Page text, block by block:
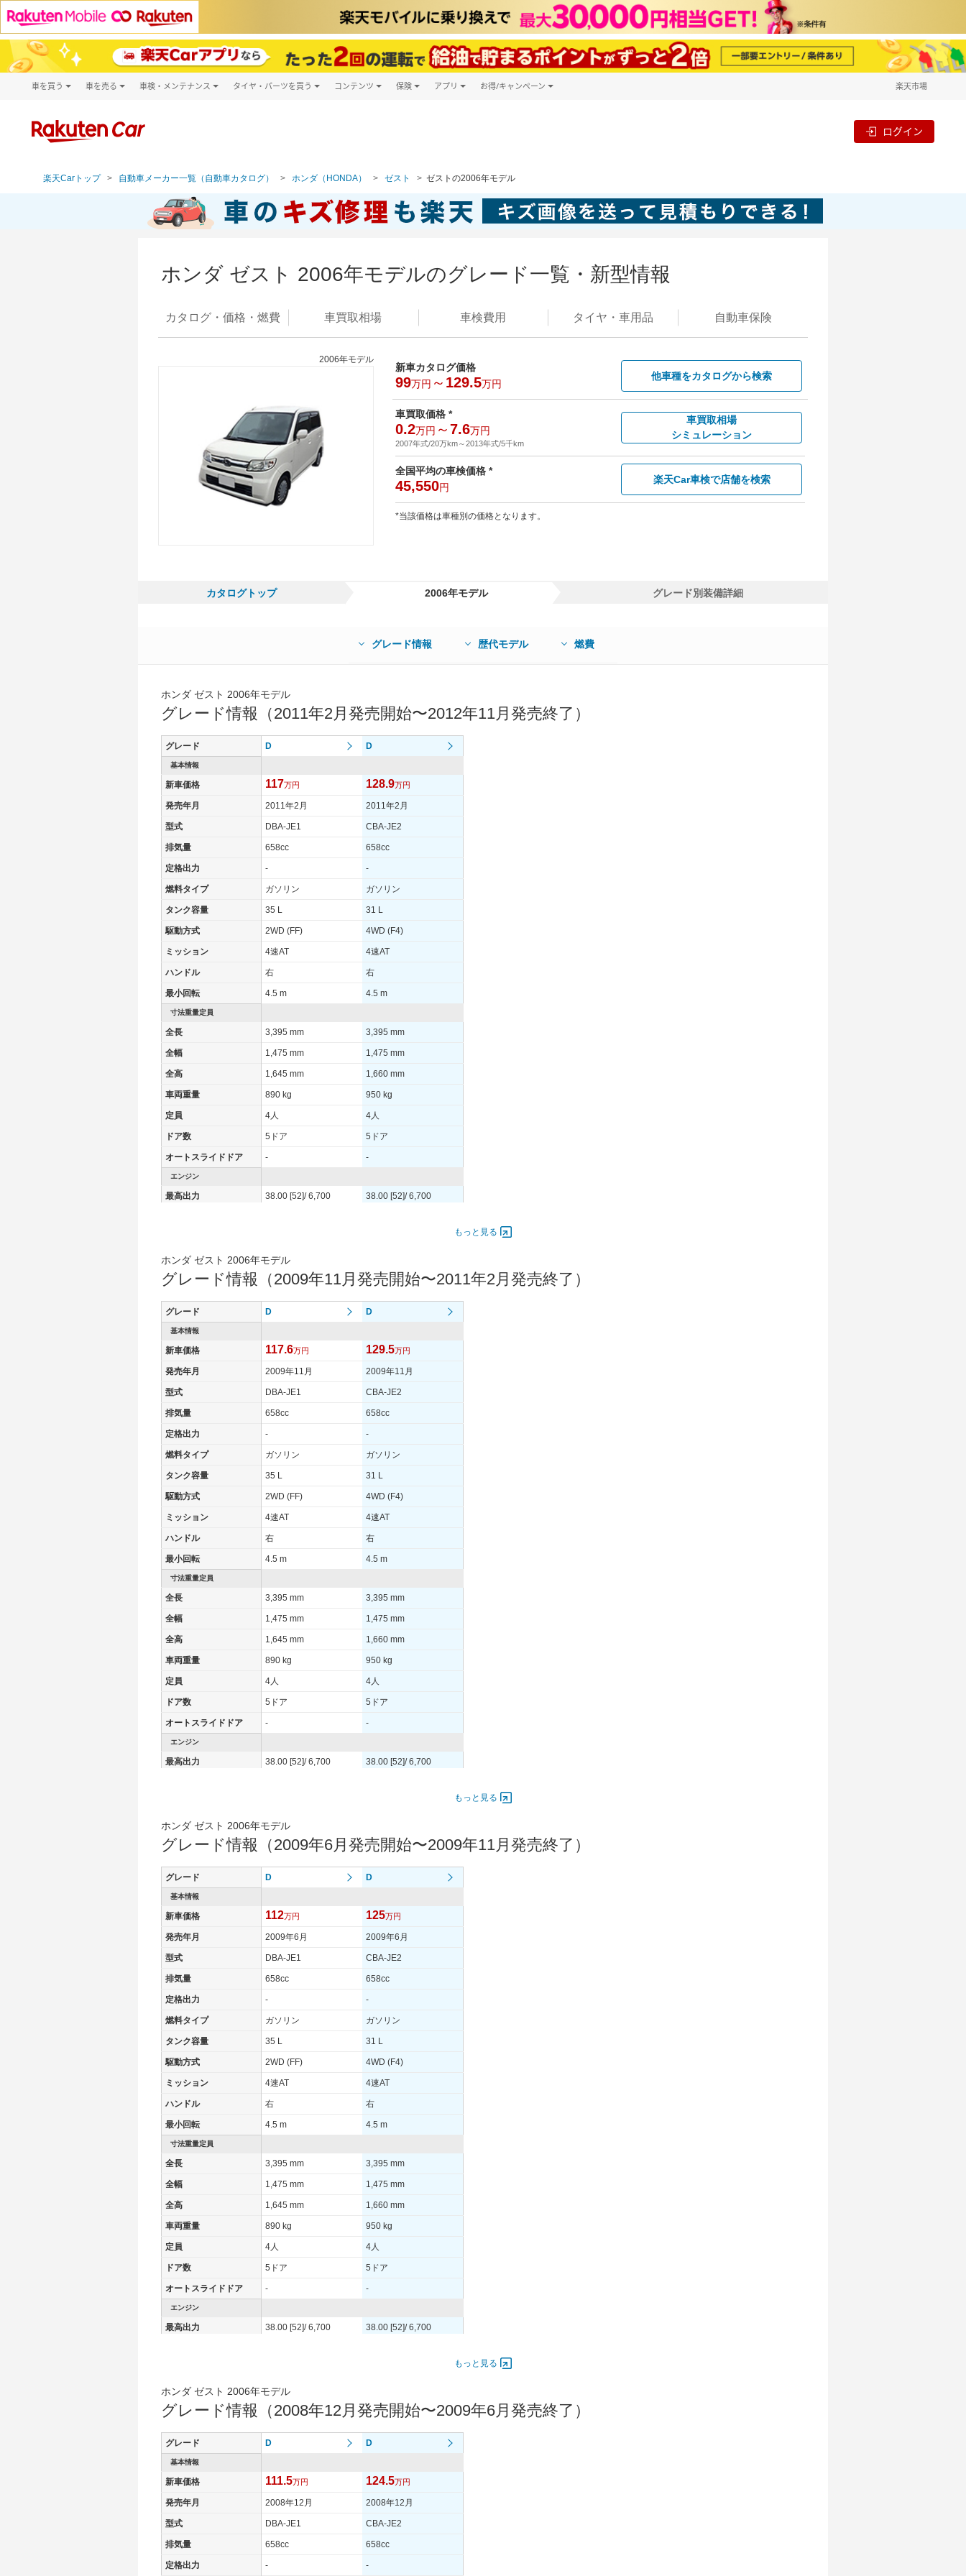
車を買う
新車
車を売る 車検・メンテナンス タイヤ・パーツを買う コンテンツ 保険 アプリ お得/キャンペーン 楽天市場
ログイン
楽天Carトップ 自動車メーカー一覧（自動車カタログ） ホンダ（HONDA） ゼスト ゼストの2006年モデル
ホンダ ゼスト 2006年モデルのグレード一覧・新型情報
カタログ・価格・燃費 車買取相場 車検費用 タイヤ・ 車用品 自動車保険
2006年モデル
新車カタログ価格
99万円 ～ 129.5万円
他車種をカタログから検索
車買取価格 *
0.2万円 ～7.6万円
2007年式/20万km～2013年式/5千km
車買取相場
シミュレーション
全国平均の車検価格 *
45,550円
楽天Car車検で店舗を検索
*当該価格は車種別の価格となります。
カタログトップ 2006年モデル グレード別装備詳細
グレード情報 歴代モデル 燃費
ホンダ ゼスト 2006年モデル
グレード情報（2011年2月発売開始〜2012年11月発売終了）
グレード D D
基本情報
新車価格 117万円 128.9万円
発売年月 2011年2月 2011年2月
型式 DBA-JE1 CBA-JE2
排気量 658cc 658cc
定格出力 - -
燃料タイプ ガソリン ガソリン
タンク容量 35 L 31 L
駆動方式 2WD (FF) 4WD (F4)
ミッション 4速AT 4速AT
ハンドル 右 右
最小回転 4.5 m 4.5 m
寸法重量定員
全長 3,395 mm 3,395 mm
全幅 1,475 mm 1,475 mm
全高 1,645 mm 1,660 mm
車両重量 890 kg 950 kg
定員 4人 4人
ドア数 5ドア 5ドア
オートスライドドア - -
エンジン
最高出力 38.00 [52]/ 6,700 38.00 [52]/ 6,700
タイヤ
タイヤサイズ(前) 155/65R13 73S 155/65R13 73S
燃費
WLTCモード
WLTCモード(市街地)
WLTCモード(郊外)
WLTCモード(高速道路)
JC08モード
1015モード
60km定地 - -
もっと見る
ホンダ ゼスト 2006年モデル
グレード情報（2009年11月発売開始〜2011年2月発売終了）
グレード D D
基本情報
新車価格 117.6万円 129.5万円
発売年月 2009年11月 2009年11月
型式 DBA-JE1 CBA-JE2
排気量 658cc 658cc
定格出力 - -
燃料タイプ ガソリン ガソリン
タンク容量 35 L 31 L
駆動方式 2WD (FF) 4WD (F4)
ミッション 4速AT 4速AT
ハンドル 右 右
最小回転 4.5 m 4.5 m
寸法重量定員
全長 3,395 mm 3,395 mm
全幅 1,475 mm 1,475 mm
全高 1,645 mm 1,660 mm
車両重量 890 kg 950 kg
定員 4人 4人
ドア数 5ドア 5ドア
オートスライドドア - -
エンジン
最高出力 38.00 [52]/ 6,700 38.00 [52]/ 6,700
タイヤ
タイヤサイズ(前) 155/65R13 73S 155/65R13 73S
燃費
WLTCモード
WLTCモード(市街地)
WLTCモード(郊外)
WLTCモード(高速道路)
JC08モード
1015モード
60km定地 - -
もっと見る
ホンダ ゼスト 2006年モデル
グレード情報（2009年6月発売開始〜2009年11月発売終了）
グレード D D
基本情報
新車価格 112万円 125万円
発売年月 2009年6月 2009年6月
型式 DBA-JE1 CBA-JE2
排気量 658cc 658cc
定格出力 - -
燃料タイプ ガソリン ガソリン
タンク容量 35 L 31 L
駆動方式 2WD (FF) 4WD (F4)
ミッション 4速AT 4速AT
ハンドル 右 右
最小回転 4.5 m 4.5 m
寸法重量定員
全長 3,395 mm 3,395 mm
全幅 1,475 mm 1,475 mm
全高 1,645 mm 1,660 mm
車両重量 890 kg 950 kg
定員 4人 4人
ドア数 5ドア 5ドア
オートスライドドア - -
エンジン
最高出力 38.00 [52]/ 6,700 38.00 [52]/ 6,700
タイヤ
タイヤサイズ(前) 155/65R13 73S 155/65R13 73S
燃費
WLTCモード
WLTCモード(市街地)
WLTCモード(郊外)
WLTCモード(高速道路)
JC08モード
1015モード
もっと見る
ホンダ ゼスト 2006年モデル
グレード情報（2008年12月発売開始〜2009年6月発売終了）
グレード D D
基本情報
新車価格 111.5万円 124.5万円
発売年月 2008年12月 2008年12月
型式 DBA-JE1 CBA-JE2
排気量 658cc 658cc
定格出力 - -